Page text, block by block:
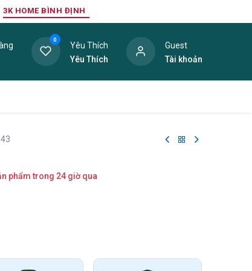
3K HOME BÌNH ĐỊNH
0
Yêu Thích
Yêu Thích
Guest
Tài khoản
phẩm trong 24 giờ qua